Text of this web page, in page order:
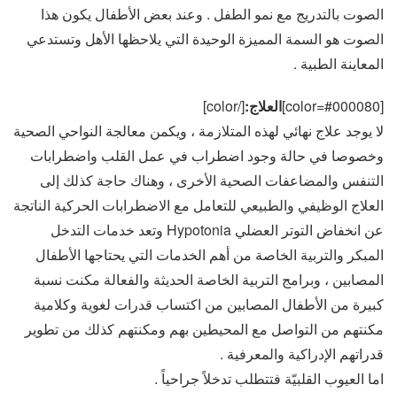
الصوت بالتدريج مع نمو الطفل . وعند بعض الأطفال يكون هذا
الصوت هو السمة المميزة الوحيدة التي يلاحظها الأهل وتستدعي
المعاينة الطبية .
[color=#000080] العلاج:[/color]
لا يوجد علاج نهائي لهذه المتلازمة ، ويكمن معالجة النواحي الصحية
وخصوصا في حالة وجود اضطراب في عمل القلب واضطرابات
التنفس والمضاعفات الصحية الأخرى ، وهناك حاجة كذلك إلى
العلاج الوظيفي والطبيعي للتعامل مع الاضطرابات الحركية الناتجة
عن انخفاض التوتر العضلي Hypotonia وتعد خدمات التدخل
المبكر والتربية الخاصة من أهم الخدمات التي يحتاجها الأطفال
المصابين ، وبرامج التربية الخاصة الحديثة والفعالة مكنت نسبة
كبيرة من الأطفال المصابين من اكتساب قدرات لغوية وكلامية
مكنتهم من التواصل مع المحيطين بهم ومكنتهم كذلك من تطوير
قدراتهم الإدراكية والمعرفية .
اما العيوب القلبيّة فتتطلب تدخلاً جراحياً .